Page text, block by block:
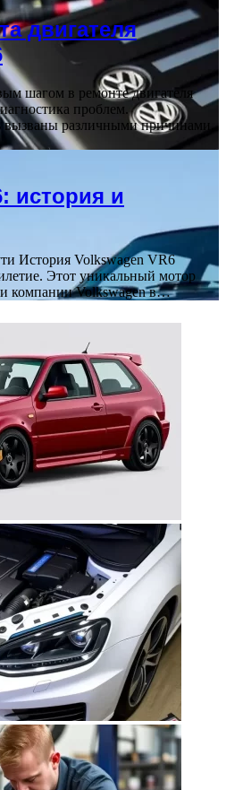
двигателя
шагом в ремонте двигателя
проблем.
различными причинами,
история и
История Volkswagen VR6
Этот уникальный мотор
компании Volkswagen в…